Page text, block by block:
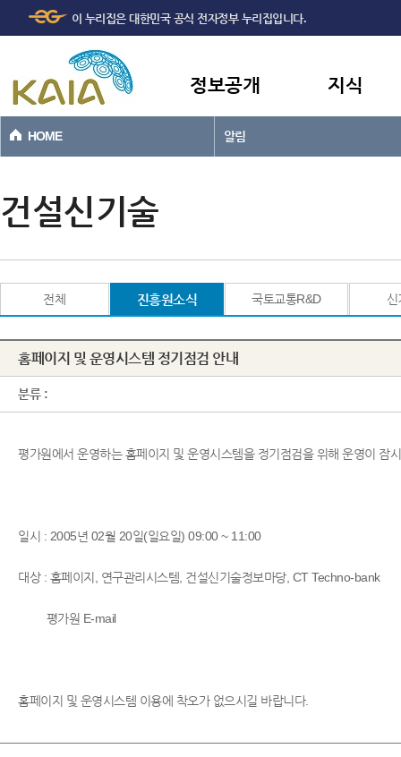
본문바로가기
이 누리집은 대한민국 공식 전자정부 누리집입니다.
정보공개 지식
HOME 알림
건설신기술
전체 진흥원소식 국토교통R&D 신
홈페이지 및 운영시스템 정기점검 안내
분류 :
평가원에서 운영하는 홈페이지 및 운영시스템을 정기점검을 위해 운영이 잠
일시 : 2005년 02월 20일(일요일) 09:00 ~ 11:00
대상 : 홈페이지, 연구관리시스템, 건설신기술정보마당, CT Techno-bank
평가원 E-mail
홈페이지 및 운영시스템 이용에 착오가 없으시길 바랍니다.